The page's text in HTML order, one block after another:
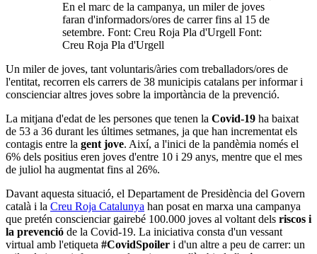
En el marc de la campanya, un miler de joves
faran d'informadors/ores de carrer fins al 15 de
setembre. Font: Creu Roja Pla d'Urgell Font:
Creu Roja Pla d'Urgell
Un miler de joves, tant voluntaris/àries com treballadors/ores de
l'entitat, recorren els carrers de 38 municipis catalans per informar i
conscienciar altres joves sobre la importància de la prevenció.
La mitjana d'edat de les persones que tenen la Covid-19 ha baixat
de 53 a 36 durant les últimes setmanes, ja que han incrementat els
contagis entre la gent jove. Així, a l'inici de la pandèmia només el
6% dels positius eren joves d'entre 10 i 29 anys, mentre que el mes
de juliol ha augmentat fins al 26%.
Davant aquesta situació, el Departament de Presidència del Govern
català i la Creu Roja Catalunya han posat en marxa una campanya
que pretén conscienciar gairebé 100.000 joves al voltant dels riscos i
la prevenció de la Covid-19. La iniciativa consta d'un vessant
virtual amb l'etiqueta #CovidSpoiler i d'un altre a peu de carrer: un